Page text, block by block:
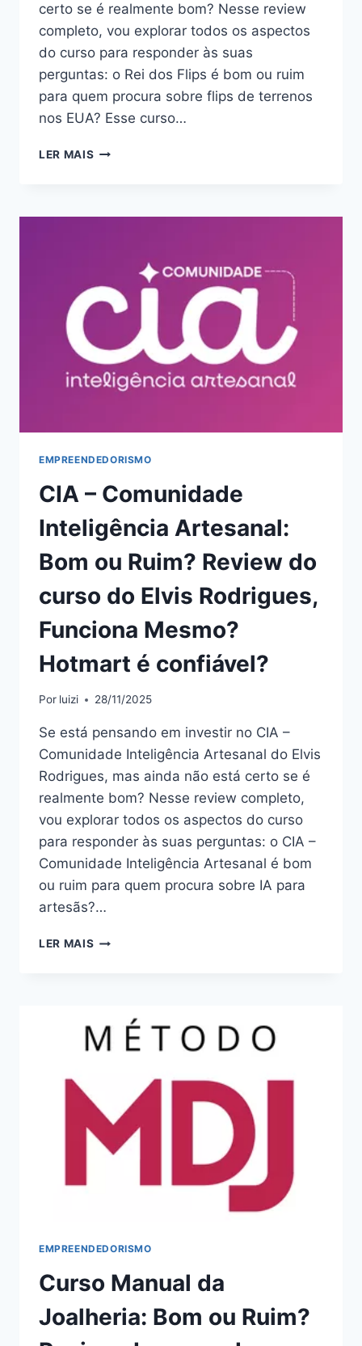
certo se é realmente bom? Nesse review
completo, vou explorar todos os aspectos
do curso para responder às suas
perguntas: o Rei dos Flips é bom ou ruim
para quem procura sobre flips de terrenos
nos EUA? Esse curso…
LER MAIS REI
OU
CURSO
DO
TROLL,
FUNCIONA
MESMO?
HOTMART
EMPREENDEDORISMO
CIA – Comunidade
Inteligência Artesanal:
Bom ou Ruim? Review do
curso do Elvis Rodrigues,
Funciona Mesmo?
Hotmart é confiável?
Por luizi 28/11/2025
Se está pensando em investir no CIA –
Comunidade Inteligência Artesanal do Elvis
Rodrigues, mas ainda não está certo se é
realmente bom? Nesse review completo,
vou explorar todos os aspectos do curso
para responder às suas perguntas: o CIA –
Comunidade Inteligência Artesanal é bom
ou ruim para quem procura sobre IA para
artesãs?…
LER MAIS CIA
BOM
OU
CURSO
DO
ELVIS
CONFIÁVEL?
EMPREENDEDORISMO
Curso Manual da
Joalheria: Bom ou Ruim?